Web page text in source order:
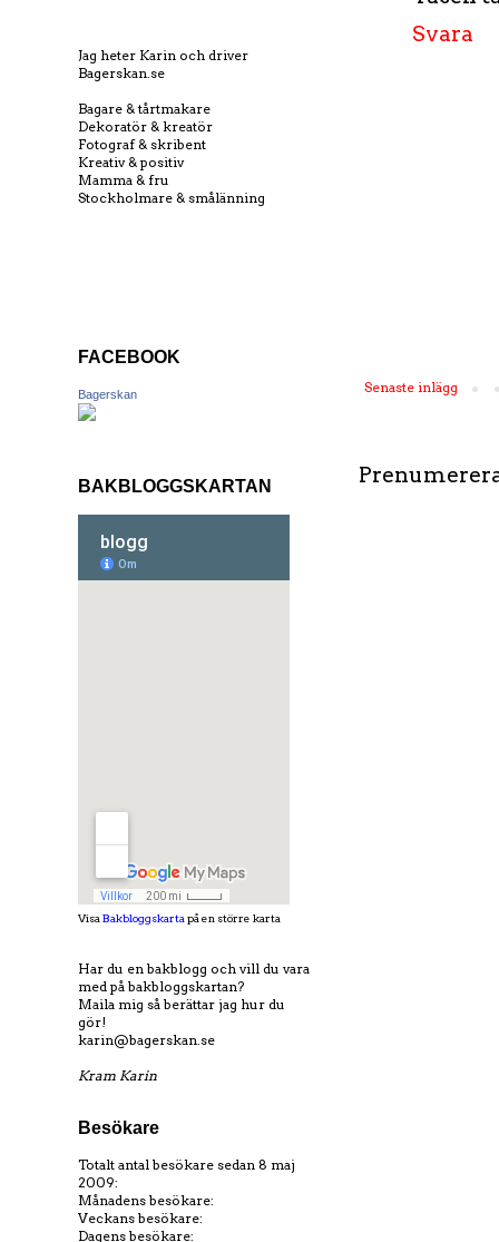
Svara
Senaste inlägg
Jag heter Karin och driver
Bagerskan.se
Bagare & tårtmakare
Dekoratör & kreatör
Fotograf & skribent
Kreativ & positiv
Mamma & fru
Stockholmare & smålänning
FACEBOOK
Bagerskan
BAKBLOGGSKARTAN
Visa Bakbloggskarta på en större karta
Har du en bakblogg och vill du vara
med på bakbloggskartan?
Maila mig så berättar jag hur du
gör!
karin@bagerskan.se
Kram Karin
Besökare
Totalt antal besökare sedan 8 maj
2009:
Månadens besökare:
Veckans besökare:
Dagens besökare: